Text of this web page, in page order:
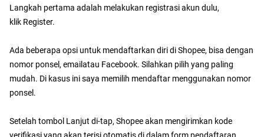
Langkah pertama adalah melakukan registrasi akun dulu,
klik Register.
Ada beberapa opsi untuk mendaftarkan diri di Shopee, bisa dengan
nomor ponsel, emailatau Facebook. Silahkan pilih yang paling
mudah. Di kasus ini saya memilih mendaftar menggunakan nomor
ponsel.
Setelah tombol Lanjut di-tap, Shopee akan mengirimkan kode